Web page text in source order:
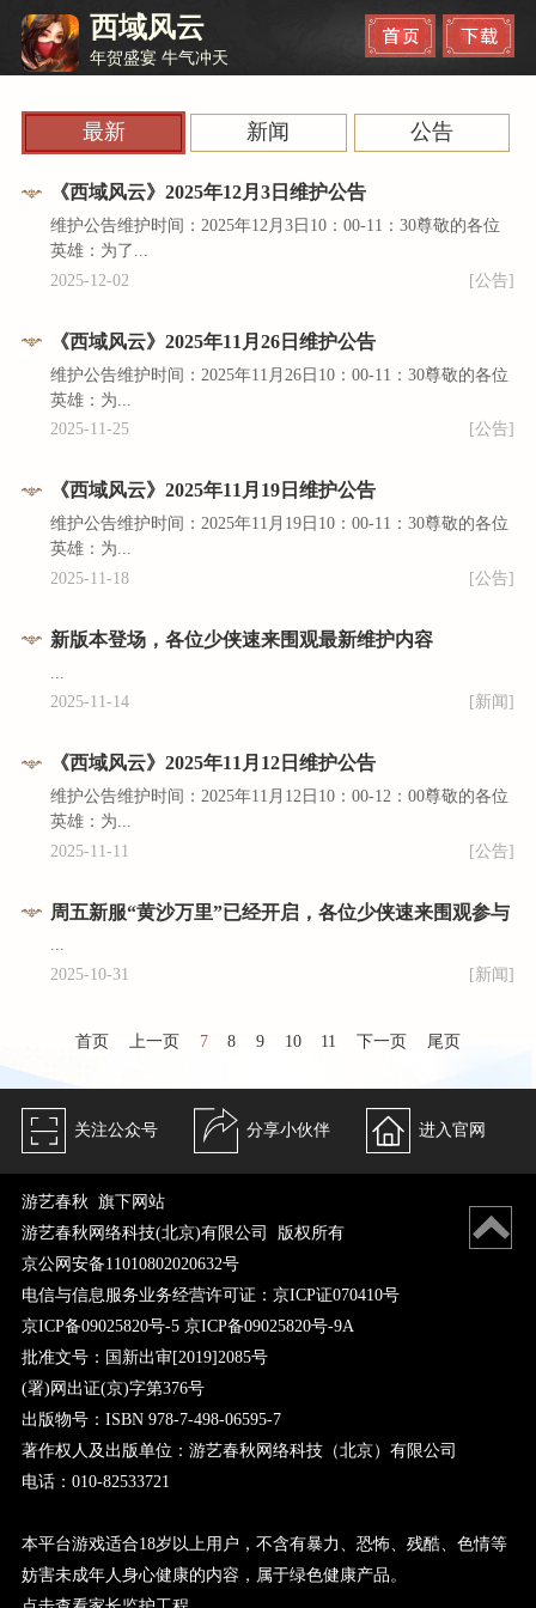
西域风云
年贺盛宴 牛气冲天
最新 新闻 公告
《西域风云》2025年12月3日维护公告
维护公告维护时间：2025年12月3日10：00-11：30尊敬的各位
英雄：为了...
2025-12-02
[公告]
《西域风云》2025年11月26日维护公告
维护公告维护时间：2025年11月26日10：00-11：30尊敬的各位
英雄：为...
2025-11-25
[公告]
《西域风云》2025年11月19日维护公告
维护公告维护时间：2025年11月19日10：00-11：30尊敬的各位
英雄：为...
2025-11-18
[公告]
新版本登场，各位少侠速来围观最新维护内容
2025-11-14
[新闻]
《西域风云》2025年11月12日维护公告
维护公告维护时间：2025年11月12日10：00-12：00尊敬的各位
英雄：为...
2025-11-11
[公告]
周五新服“黄沙万里”已经开启，各位少侠速来围观参与
...
2025-10-31
[新闻]
首页 上一页 7 8 9 10 11 下一页 尾页
关注公众号 分享小伙伴 进入官网
游艺春秋 旗下网站
游艺春秋网络科技(北京)有限公司 版权所有
京公网安备11010802020632号
电信与信息服务业务经营许可证：京ICP证070410号
京ICP备09025820号-5 京ICP备09025820号-9A
批准文号：国新出审[2019]2085号
(署)网出证(京)字第376号
出版物号：ISBN 978-7-498-06595-7
著作权人及出版单位：游艺春秋网络科技（北京）有限公司
电话：010-82533721
本平台游戏适合18岁以上用户，不含有暴力、恐怖、残酷、色情等
妨害未成年人身心健康的内容，属于绿色健康产品。